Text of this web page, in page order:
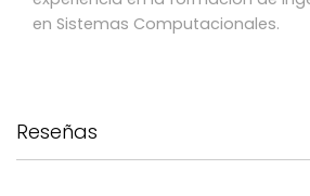
en Sistemas Computacionales.
Reseñas